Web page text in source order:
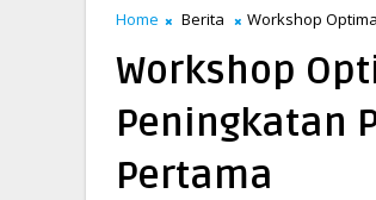
Home Berita Workshop
Workshop
Peningkatan
Pertama